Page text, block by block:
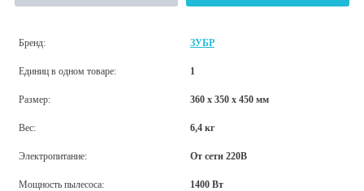
Бренд: ЗУБР
Единиц в одном товаре: 1
Размер: 360 х 350 х 450 мм
Вес: 6,4 кг
Электропитание: От сети 220В
Мощность пылесоса: 1400 Вт